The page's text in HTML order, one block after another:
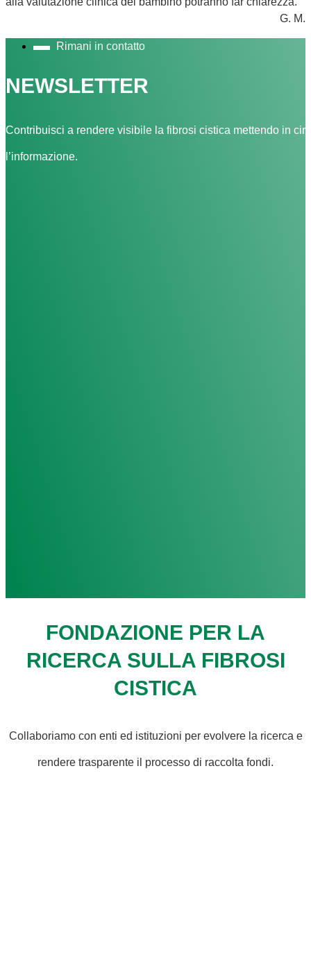
G. M.
Rimani in contatto
NEWSLETTER
Contribuisci a rendere visibile la fibrosi cistica mettendo in
l’informazione.
FONDAZIONE PER LA
RICERCA SULLA FIBROSI
CISTICA
Collaboriamo con enti ed istituzioni per evolvere la ricerca e
rendere trasparente il processo di raccolta fondi.